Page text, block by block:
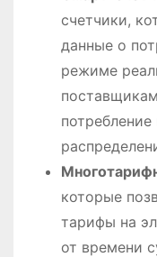
счетчики,
данные о
режиме
которые
тарифы на
от времени